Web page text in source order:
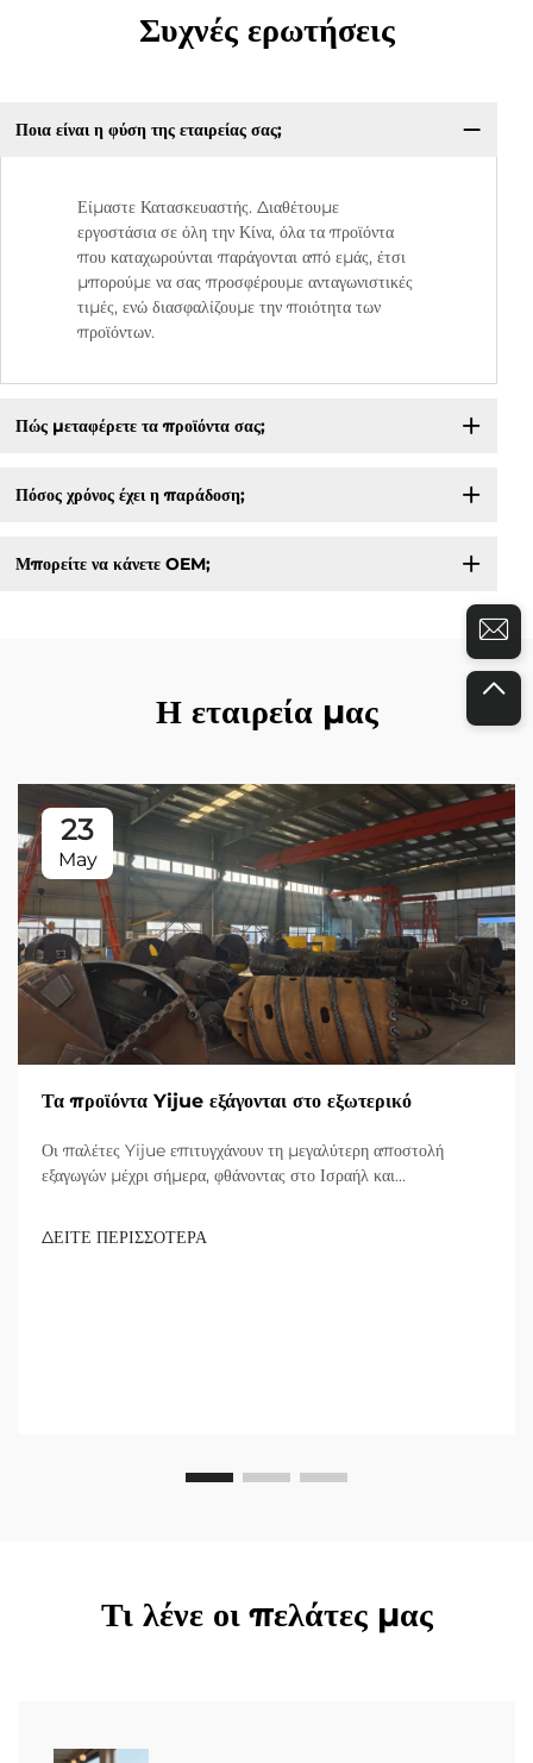
Συχνές ερωτήσεις
Ποια είναι η φύση της εταιρείας σας;
Είμαστε Κατασκευαστής. Διαθέτουμε
εργοστάσια σε όλη την Κίνα, όλα τα προϊόντα
που καταχωρούνται παράγονται από εμάς, έτσι
μπορούμε να σας προσφέρουμε ανταγωνιστικές
τιμές, ενώ διασφαλίζουμε την ποιότητα των
προϊόντων.
Πώς μεταφέρετε τα προϊόντα σας;
Πόσος χρόνος έχει η παράδοση;
Μπορείτε να κάνετε OEM;
Η εταιρεία μας
23
May
Τα προϊόντα Yijue εξάγονται στο εξωτερικό
Οι παλέτες Yijue επιτυγχάνουν τη μεγαλύτερη αποστολή
εξαγωγών μέχρι σήμερα, φθάνοντας στο Ισραήλ και
ΔΕΙΤΕ ΠΕΡΙΣΣΟΤΕΡΑ
Τι λένε οι πελάτες μας